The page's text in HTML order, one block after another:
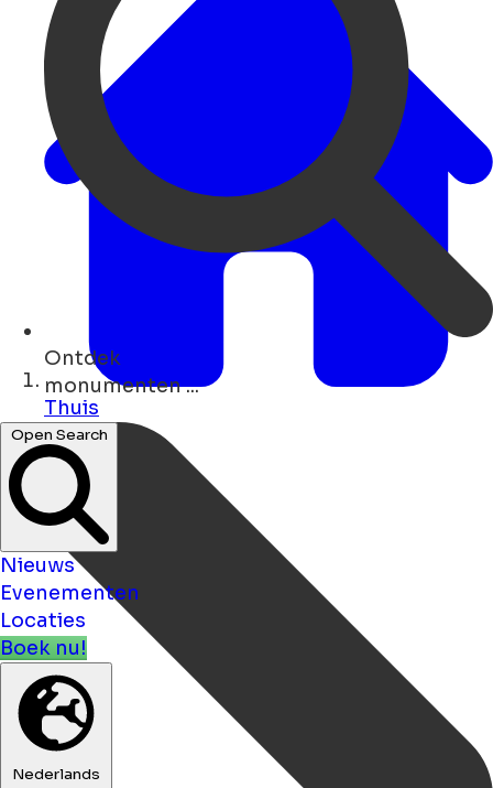
Ontdek
restaurants ...
Open Search
Nieuws
Evenementen
Locaties
Boek nu!
Nederlands
Thuis